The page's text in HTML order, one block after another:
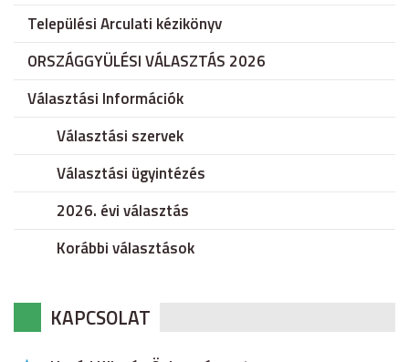
Települési Arculati kézikönyv
ORSZÁGGYÜLÉSI VÁLASZTÁS 2026
Választási Információk
Választási szervek
Választási ügyintézés
2026. évi választás
Korábbi választások
KAPCSOLAT